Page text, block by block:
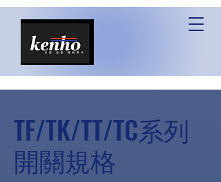
TF/TK/TT/TC系列
開關規格